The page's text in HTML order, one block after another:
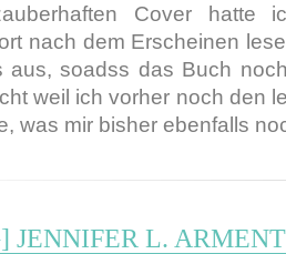
Cover hatte
nach dem Erscheinen
aus, soadss das Buch
weil ich vorher noch den
was mir bisher ebenfalls
JENNIFER L.